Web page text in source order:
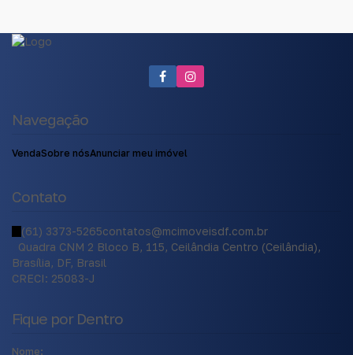
Navegação
VendaSobre nósAnunciar meu imóvel
Contato
(61) 3373-5265contatos@mcimoveisdf.com.br
Quadra CNM 2 Bloco B, 115, Ceilândia Centro (Ceilândia),
Brasília, DF, Brasil
CRECI: 25083-J
Fique por Dentro
Nome: